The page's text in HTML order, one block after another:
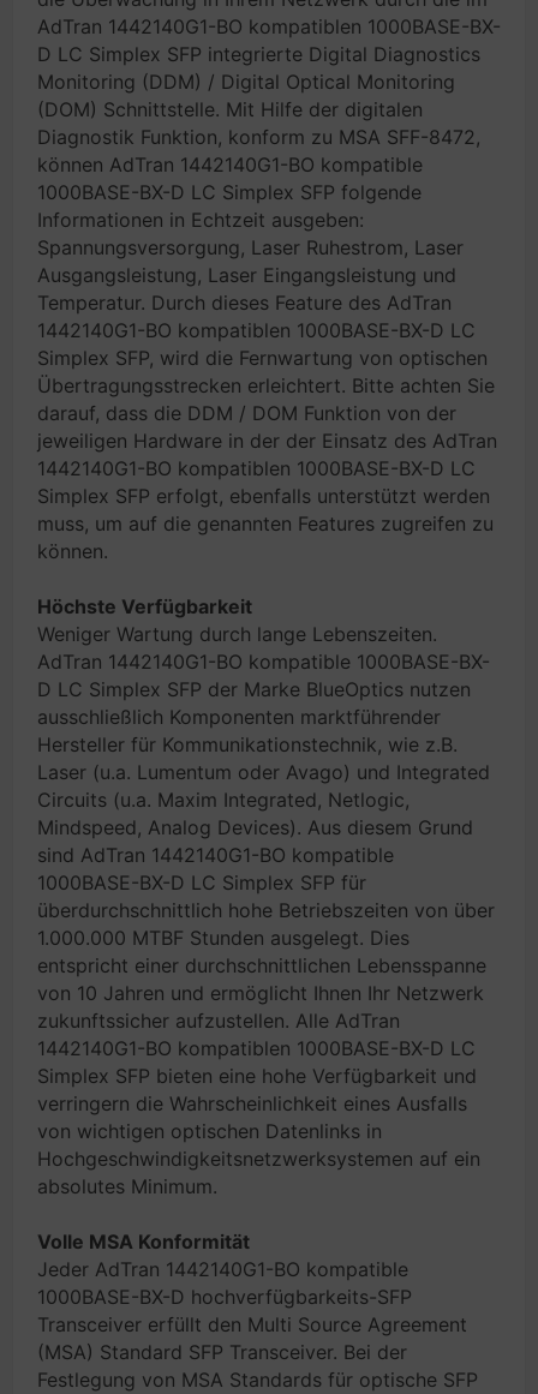
AdTran 1442140G1-BO kompatiblen 1000BASE-BX-
D LC Simplex SFP integrierte Digital Diagnostics
Monitoring (DDM) / Digital Optical Monitoring
(DOM) Schnittstelle. Mit Hilfe der digitalen
Diagnostik Funktion, konform zu MSA SFF-8472,
können AdTran 1442140G1-BO kompatible
1000BASE-BX-D LC Simplex SFP folgende
Informationen in Echtzeit ausgeben:
Spannungsversorgung, Laser Ruhestrom, Laser
Ausgangsleistung, Laser Eingangsleistung und
Temperatur. Durch dieses Feature des AdTran
1442140G1-BO kompatiblen 1000BASE-BX-D LC
Simplex SFP, wird die Fernwartung von optischen
Übertragungsstrecken erleichtert. Bitte achten Sie
darauf, dass die DDM / DOM Funktion von der
jeweiligen Hardware in der der Einsatz des AdTran
1442140G1-BO kompatiblen 1000BASE-BX-D LC
Simplex SFP erfolgt, ebenfalls unterstützt werden
muss, um auf die genannten Features zugreifen zu
können.
Höchste Verfügbarkeit
Weniger Wartung durch lange Lebenszeiten.
AdTran 1442140G1-BO kompatible 1000BASE-BX-
D LC Simplex SFP der Marke BlueOptics nutzen
ausschließlich Komponenten marktführender
Hersteller für Kommunikationstechnik, wie z.B.
Laser (u.a. Lumentum oder Avago) und Integrated
Circuits (u.a. Maxim Integrated, Netlogic,
Mindspeed, Analog Devices). Aus diesem Grund
sind AdTran 1442140G1-BO kompatible
1000BASE-BX-D LC Simplex SFP für
überdurchschnittlich hohe Betriebszeiten von über
1.000.000 MTBF Stunden ausgelegt. Dies
entspricht einer durchschnittlichen Lebensspanne
von 10 Jahren und ermöglicht Ihnen Ihr Netzwerk
zukunftssicher aufzustellen. Alle AdTran
1442140G1-BO kompatiblen 1000BASE-BX-D LC
Simplex SFP bieten eine hohe Verfügbarkeit und
verringern die Wahrscheinlichkeit eines Ausfalls
von wichtigen optischen Datenlinks in
Hochgeschwindigkeitsnetzwerksystemen auf ein
absolutes Minimum.
Volle MSA Konformität
Jeder AdTran 1442140G1-BO kompatible
1000BASE-BX-D hochverfügbarkeits-SFP
Transceiver erfüllt den Multi Source Agreement
(MSA) Standard SFP Transceiver. Bei der
Festlegung von MSA Standards für optische SFP